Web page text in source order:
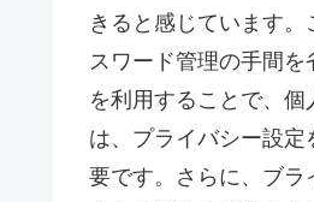
きると感じています
スワード管理の手間
を利用することで、
は、プライバシー設
要です。さらに、ブ